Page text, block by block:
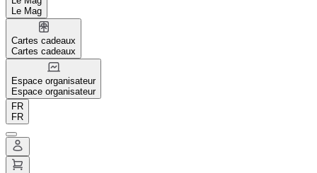
Le Mag
Cartes cadeaux
Cartes cadeaux
Espace organisateur
Espace organisateur
FR
FR